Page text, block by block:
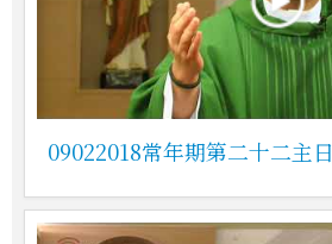
09022018常年期第二十二主日